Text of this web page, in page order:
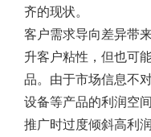
齐的现状。
客户需求导向差异带
升客户粘性，但也可
品。由于市场信息不
设备等产品的利润空
推广时过度倾斜高利